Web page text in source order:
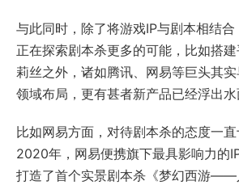
与此同时，除了将游戏IP与剧本相结
正在探索剧本杀更多的可能，比如搭
莉丝之外，诸如腾讯、网易等巨头其
领域布局，更有甚者新产品已经浮出水
比如网易方面，对待剧本杀的态度一
2020年，网易便携旗下最具影响力的
打造了首个实景剧本杀《梦幻西游——